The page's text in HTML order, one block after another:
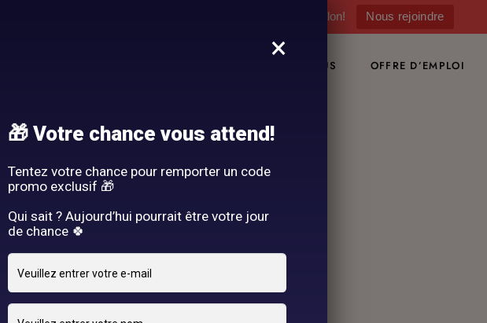
Hair By R! Nos cartes cadeau vous attendent au salon! Nous rejoindre
DEMANDE DE RENDEZ-VOUS OFFRE D’EMPLOI
26 OCTOBRE 2024
adriano
×
🎁 Votre chance vous attend!
Tentez votre chance pour remporter un code
promo exclusif 🎁
Qui sait ? Aujourd’hui pourrait être votre jour
de chance 🍀